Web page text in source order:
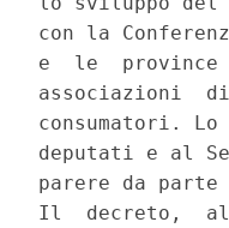
con la
e  le
associazioni
consumatori.
deputati e al
parere da parte
Il  decreto,